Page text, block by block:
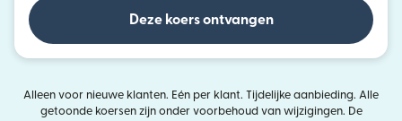
Deze koers ontvangen
Alleen voor nieuwe klanten. Eén per klant. Tijdelijke aanbieding. Alle
getoonde koersen zijn onder voorbehoud van wijzigingen. De